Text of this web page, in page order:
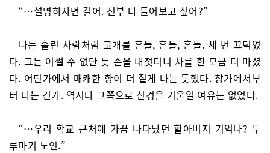
“…설명하자면 길어. 전부 다 들어보고 싶어?”
나는 홀린 사람처럼 고개를 흔들, 흔들, 흔들. 세 번 끄덕였
다. 그는 어쩔 수 없단 듯 손을 내젓더니 차를 한 모금 더 마셨
다. 어딘가에서 매캐한 향이 더 짙게 나는 듯했다. 창가에서부
터 나는 건가. 역시나 그쪽으로 신경을 기울일 여유는 없었다.
“…우리 학교 근처에 가끔 나타났던 할아버지 기억나? 두
루마기 노인.”